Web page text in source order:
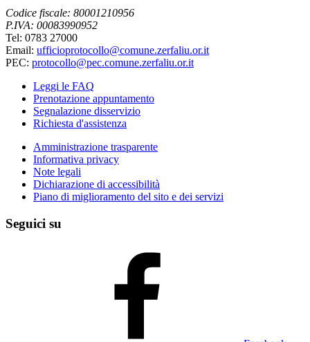
Codice fiscale: 80001210956
P.IVA: 00083990952
Tel: 0783 27000
Email: ufficioprotocollo@comune.zerfaliu.or.it
PEC: protocollo@pec.comune.zerfaliu.or.it
Leggi le FAQ
Prenotazione appuntamento
Segnalazione disservizio
Richiesta d'assistenza
Amministrazione trasparente
Informativa privacy
Note legali
Dichiarazione di accessibilità
Piano di miglioramento del sito e dei servizi
Seguici su